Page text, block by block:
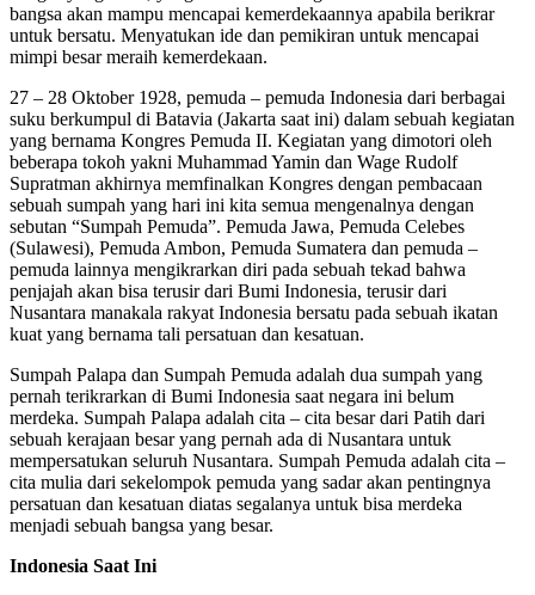
bangsa akan mampu mencapai kemerdekaannya apabila berikrar
untuk bersatu. Menyatukan ide dan pemikiran untuk mencapai
mimpi besar meraih kemerdekaan.
27 – 28 Oktober 1928, pemuda – pemuda Indonesia dari berbagai
suku berkumpul di Batavia (Jakarta saat ini) dalam sebuah kegiatan
yang bernama Kongres Pemuda II. Kegiatan yang dimotori oleh
beberapa tokoh yakni Muhammad Yamin dan Wage Rudolf
Supratman akhirnya memfinalkan Kongres dengan pembacaan
sebuah sumpah yang hari ini kita semua mengenalnya dengan
sebutan “Sumpah Pemuda”. Pemuda Jawa, Pemuda Celebes
(Sulawesi), Pemuda Ambon, Pemuda Sumatera dan pemuda –
pemuda lainnya mengikrarkan diri pada sebuah tekad bahwa
penjajah akan bisa terusir dari Bumi Indonesia, terusir dari
Nusantara manakala rakyat Indonesia bersatu pada sebuah ikatan
kuat yang bernama tali persatuan dan kesatuan.
Sumpah Palapa dan Sumpah Pemuda adalah dua sumpah yang
pernah terikrarkan di Bumi Indonesia saat negara ini belum
merdeka. Sumpah Palapa adalah cita – cita besar dari Patih dari
sebuah kerajaan besar yang pernah ada di Nusantara untuk
mempersatukan seluruh Nusantara. Sumpah Pemuda adalah cita –
cita mulia dari sekelompok pemuda yang sadar akan pentingnya
persatuan dan kesatuan diatas segalanya untuk bisa merdeka
menjadi sebuah bangsa yang besar.
Indonesia Saat Ini